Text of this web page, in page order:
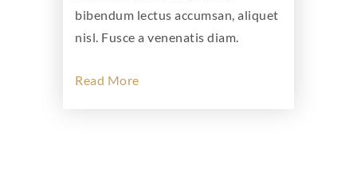
bibendum lectus accumsan, aliquet
nisl. Fusce a venenatis diam.
Read More